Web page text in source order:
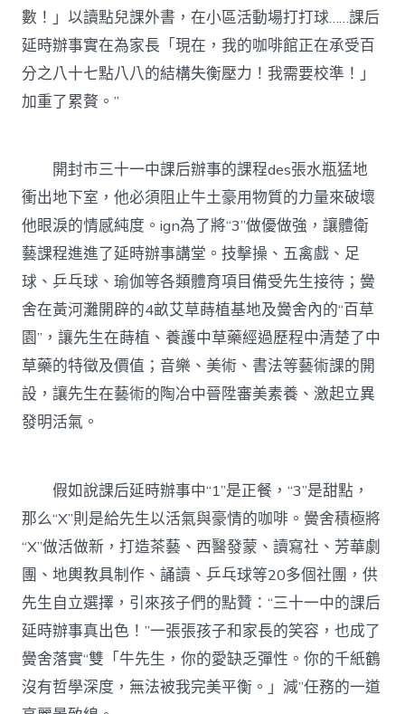
數！」以讀點兒課外書，在小區活動場打打球……課后
延時辦事實在為家長「現在，我的咖啡館正在承受百
分之八十七點八八的結構失衡壓力！我需要校準！」
加重了累贅。”
開封市三十一中課后辦事的課程des張水瓶猛地
衝出地下室，他必須阻止牛土豪用物質的力量來破壞
他眼淚的情感純度。ign為了將“3”做優做強，讓體衛
藝課程進進了延時辦事講堂。技擊操、五禽戲、足
球、乒乓球、瑜伽等各類體育項目備受先生接待；黌
舍在黃河灘開辟的4畝艾草蒔植基地及黌舍內的“百草
園”，讓先生在蒔植、養護中草藥經過歷程中清楚了中
草藥的特徵及價值；音樂、美術、書法等藝術課的開
設，讓先生在藝術的陶冶中晉陞審美素養、激起立異
發明活氣。
假如說課后延時辦事中“1”是正餐，“3”是甜點，
那么“X”則是給先生以活氣與豪情的咖啡。黌舍積極將
“X”做活做新，打造茶藝、西醫發蒙、讀寫社、芳華劇
團、地輿教具制作、誦讀、乒乓球等20多個社團，供
先生自立選擇，引來孩子們的點贊：“三十一中的課后
延時辦事真出色！”一張張孩子和家長的笑容，也成了
黌舍落實“雙「牛先生，你的愛缺乏彈性。你的千紙鶴
沒有哲學深度，無法被我完美平衡。」減”任務的一道